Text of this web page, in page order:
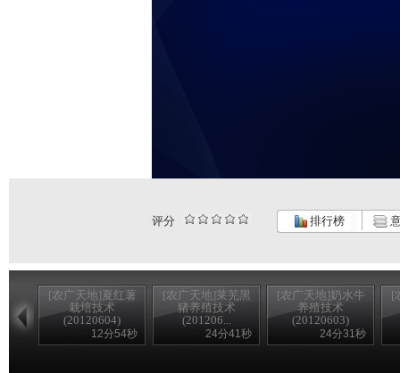
评分 排行榜
[农广天地]夏红薯
栽培技术
(20120604)
12分54秒
[农广天地]莱芜黑
猪养殖技术
(201206...
24分41秒
[农广天地]奶水牛
养殖技术
(20120603)
24分31秒
[